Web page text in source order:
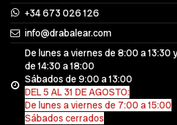
+34 673 026 126
info@drabalear.com
De lunes a viernes de 8:00 a 13:30 y
de 14:30 a 18:00
Sábados de 9:00 a 13:00
DEL 5 AL 31 DE AGOSTO:
De lunes a viernes de 7:00 a 15:00
Sábados cerrados